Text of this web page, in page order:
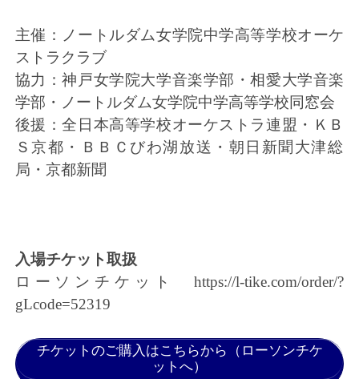
主催：ノートルダム女学院中学高等学校オーケ
ストラクラブ
協力：神戸女学院大学音楽学部・相愛大学音楽
学部・ノートルダム女学院中学高等学校同窓会
後援：全日本高等学校オーケストラ連盟・ＫＢ
Ｓ京都・
ＢＢＣびわ湖放送・朝日新聞大津総
局・京都新聞
入場チケット取扱
ローソンチケットhttps://l-tike.com/order/?
gLcode=52319
チケットのご購入はこちらから（ローソンチケ
ットへ）